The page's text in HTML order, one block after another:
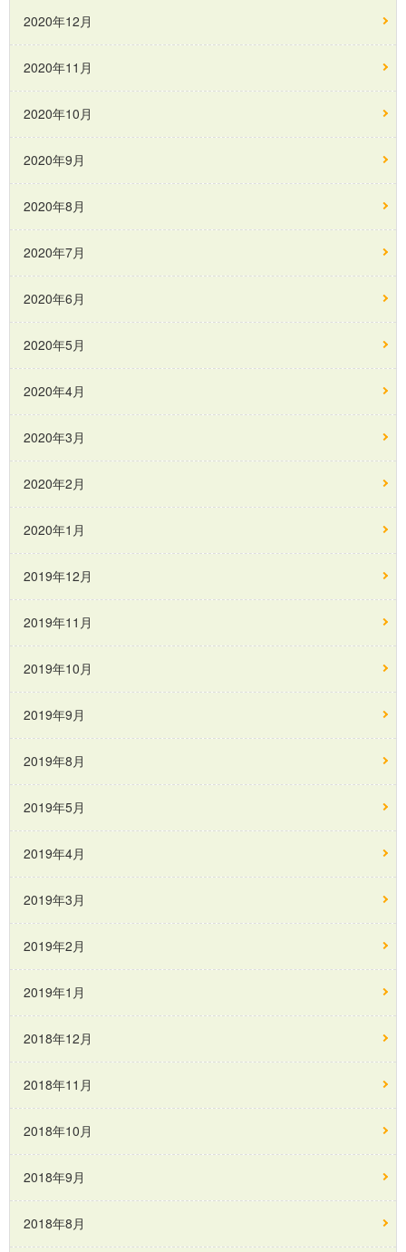
2020年12月
2020年11月
2020年10月
2020年9月
2020年8月
2020年7月
2020年6月
2020年5月
2020年4月
2020年3月
2020年2月
2020年1月
2019年12月
2019年11月
2019年10月
2019年9月
2019年8月
2019年5月
2019年4月
2019年3月
2019年2月
2019年1月
2018年12月
2018年11月
2018年10月
2018年9月
2018年8月